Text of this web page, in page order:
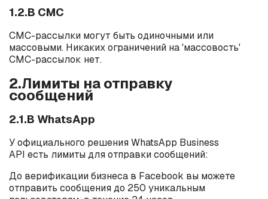
1.2.В СМС
СМС-рассылки могут быть одиночными или
массовыми. Никаких ограничений на 'массовость'
СМС-рассылок нет.
2.Лимиты на отправку
сообщений
2.1.В WhatsApp
У официального решения WhatsApp Business
API есть лимиты для отправки сообщений:
До верификации бизнеса в Facebook вы можете
отправить сообщения до 250 уникальным